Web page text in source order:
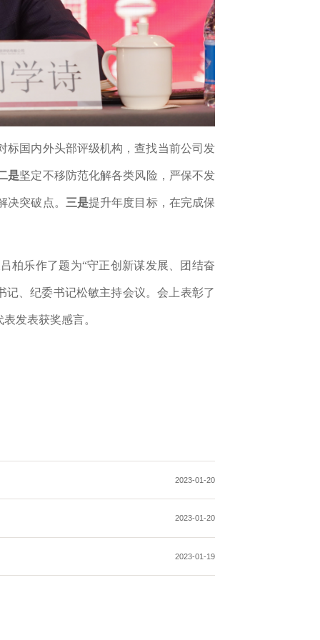
标国内外头部评级机构，查找当前公司发
是坚定不移防范化解各类风险， 严保不发
突破点。 三是提升年度目标，在完成保
柏乐作了题为“守正创新谋发展、团结奋
记、纪委书记松敏主持会议。会上表彰了
发表获奖感言。
2023-01-20
2023-01-20
2023-01-19